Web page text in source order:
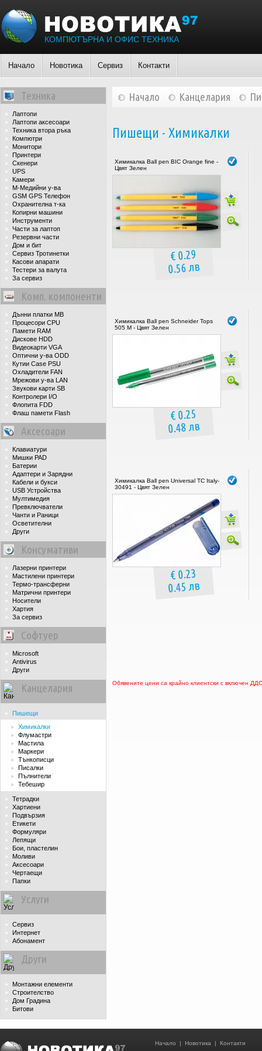
КОМПЮТЪРНА И ОФИС ТЕХНИКА
Начало Новотика Сервиз Контакти
Техника
Лаптопи
Лаптопи аксесоари
Техника втора ръка
Компютри
Монитори
Принтери
Скенери
UPS
Камери
М-Медийни у-ва
GSM GPS Телефон
Охранителна т-ка
Копирни машини
Инструменти
Части за лаптоп
Резервни части
Дом и бит
Сервиз Тротинетки
Касови апарати
Тестери за валута
За сервиз
Комп. компоненти
Дънни платки MB
Процесори CPU
Памети RAM
Дискове HDD
Видеокарти VGA
Оптични у-ва ODD
Кутии Case PSU
Охладители FAN
Мрежови у-ва LAN
Звукови карти SB
Контролери I/O
Флопита FDD
Флаш памети Flash
Аксесоари
Клавиатури
Мишки PAD
Батерии
Адаптери и Зарядни
Кабели и букси
USB Устройства
Мултимедия
Превключватели
Чанти и Раници
Осветителни
Други
Консумативи
Лазерни принтери
Мастилени принтери
Термо-трансферни
Матрични принтери
Носители
Хартия
За сервиз
Софтуер
Microsoft
Antivirus
Други
Канцелария
Пишещи
Химикалки
Флумастри
Мастила
Маркери
Тънкописци
Писалки
Пълнители
Тебешир
Тетрадки
Хартиени
Подвързия
Етикети
Формуляри
Лепящи
Бои, пластелин
Моливи
Аксесоари
Чертаещи
Папки
Услуги
Сервиз
Интернет
Абонамент
Други
Монтажни елементи
Строителство
Дом Градина
Битови
Начало Канцелария
Пишещи - Химикалки
Химикалка Ball pen BIC Orange fine -
Цвят Зелен
€ 0.29
0.56 лв
Химикалка Ball pen Schneider Tops
505 M - Цвят Зелен
€ 0.25
0.48 лв
Химикалка Ball pen Universal TC Italy-
30491 - Цвят Зелен
€ 0.23
0.45 лв
Обявените цени са крайно клиентски с включен ДДС
Начало | Новотика | Контакти